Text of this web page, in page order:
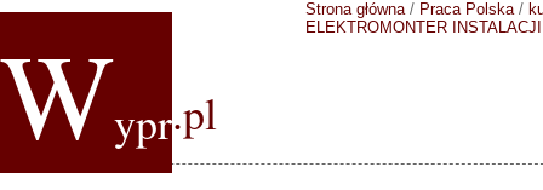
Wypr.pl
Strona główna/ Praca Polska/
ELEKTROMONTER